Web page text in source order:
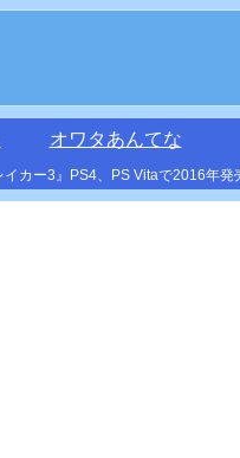
オワタあんてな
イカー3』PS4、PS Vitaで2016年発